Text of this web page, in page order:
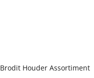
Brodit Houder Assortiment